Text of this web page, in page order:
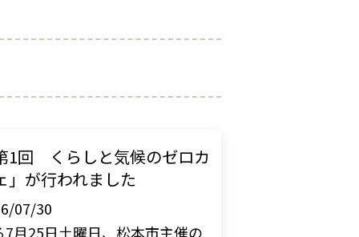
1回 くらしと気候のゼロカ
」が行われました
07/30
7月25日土曜日、松本市主催の